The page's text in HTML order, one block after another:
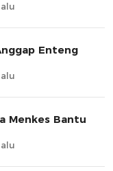
Menkes Bantu